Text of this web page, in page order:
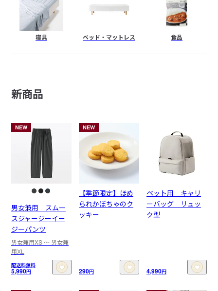
寝具 ベッド・ マットレス 食品
新商品
NEW
男女兼用 スムー
スジャージーイー
ジーパンツ
男女兼用XS 〜 男女兼
用XL
配送料無料
5,990円
NEW
【季節限定】ほめ
られかぼちゃのク
ッキー
290円
ペット用 キャリ
ーバッグ リュッ
ク型
4,990円